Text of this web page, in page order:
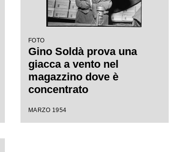
FOTO
Gino Soldà prova una
giacca a vento nel
magazzino dove è
concentrato
spedizione sul K2
MARZO 1954